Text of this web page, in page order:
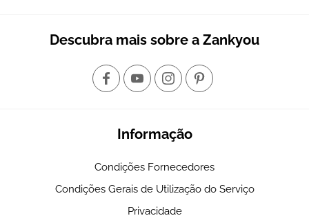
Descubra mais sobre a Zankyou
Informação
Condições Fornecedores
Condições Gerais de Utilização do Serviço
Privacidade